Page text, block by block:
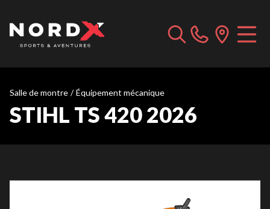
Salle de montre / Équipement mécanique
STIHL TS 420 2026